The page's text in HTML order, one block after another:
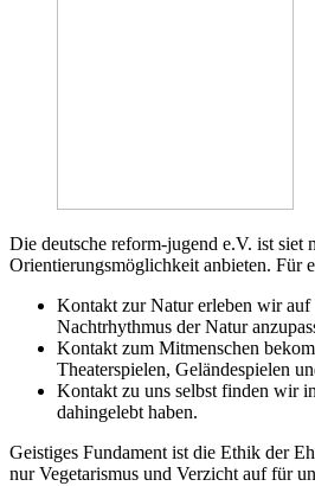
Die deutsche reform-jugend e.V. ist siet
Orientierungsmöglichkeit anbieten. Für
Kontakt zur Natur erleben wir auf
Nachtrhythmus der Natur
Kontakt zum Mitmenschen
Theaterspielen, Geländespielen
Kontakt zu uns selbst finden wir
dahingelebt haben.
Geistiges Fundament ist die Ethik der
nur Vegetarismus und Verzicht auf für